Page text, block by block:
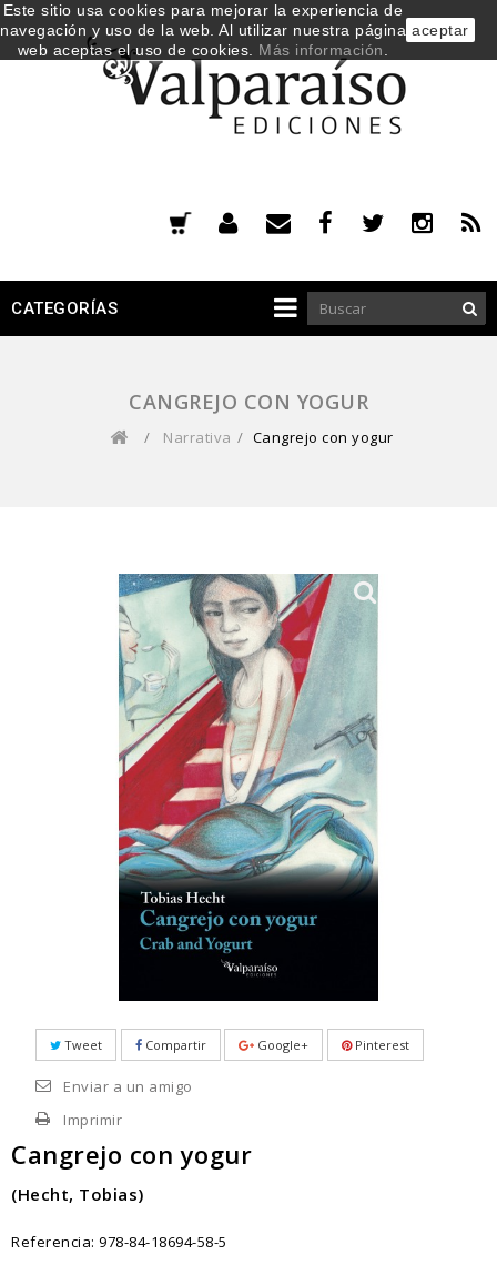
CATEGORÍAS
CANGREJO CON YOGUR
/ Narrativa / Cangrejo con yogur
Tweet Compartir Google+ Pinterest
Enviar a un amigo
Imprimir
Cangrejo con yogur
(Hecht, Tobias)
Referencia: 978-84-18694-58-5
Este sitio usa cookies para mejorar la experiencia de
navegación y uso de la web. Al utilizar nuestra página
web aceptas el uso de cookies. Más información
aceptar